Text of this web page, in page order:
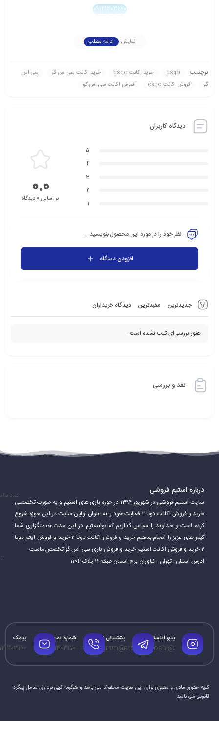
۰۹۱۲۱۳۰۳۱۷۰
نمایش ادامه مطلب
برچسب: csgo خرید اکانت csgo خرید اکانت سی اس گو
سی اس
گو
فروش اکانت csgo فروش اکانت سی اس گو
دیدگاه کاربران
جدیدترین مفیدترین دیدگاه خریداران
هنوز بررسی‌ای ثبت نشده است.
5
4
3
2
1
0.0بر اساس 0 دیدگاه
نظر خود را در مورد این محصول بنویسید ...
افزودن دیدگاه
نقد و بررسی
درباره استیم فروشی
سایت استیم فروشی در شهریور ۱۳۹۴ در حوزه بازی های استیم و به صورت تخصصی
خرید و فروش اکانت دوتا ۲ فعالیت خود را به عنوان اولین سایت در این حوزه شروع
کرده است و خداوند را سپاس گذاریم که توانستیم در این مدت خدمتگزاری شما
گیمر های عزیز را انجام بدهیم.خرید و فروش اکانت دوتا ۲ خرید و فروش ایتم دوتا
۲ خرید و فروش اکانت استیم خرید و فروش بازی سی اس گو تخصص ماست.
ادرس استان : تهران - نیاوران برج اسمان طبقه 11 پلاک 1104
نماد
پیج اینستاگرام
@steamforoshi
پشتیبانی تلگرام
@mrtelegram
شماره تماس
۰۹۱۲۱۳۰۳۱۷۰
پیامک
کلیه حقوق مادی و معنوی برای این سایت محفوظ می باشد و هرگونه کپی برداری شامل پیگرد
قانونی می باشد.